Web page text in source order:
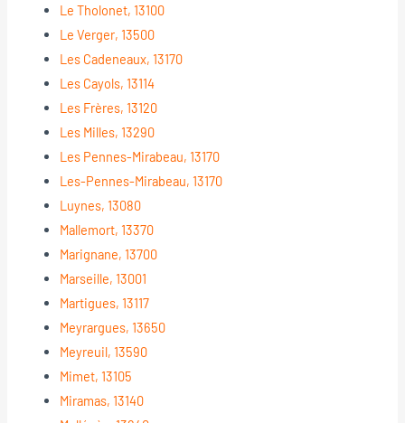
Le Tholonet, 13100
Le Verger, 13500
Les Cadeneaux, 13170
Les Cayols, 13114
Les Frères, 13120
Les Milles, 13290
Les Pennes-Mirabeau, 13170
Les-Pennes-Mirabeau, 13170
Luynes, 13080
Mallemort, 13370
Marignane, 13700
Marseille, 13001
Martigues, 13117
Meyrargues, 13650
Meyreuil, 13590
Mimet, 13105
Miramas, 13140